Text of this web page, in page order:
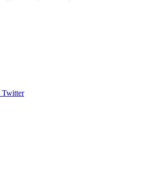
Twitter